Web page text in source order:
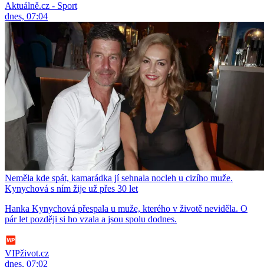
Aktuálně.cz - Sport
dnes, 07:04
Neměla kde spát, kamarádka jí sehnala nocleh u cizího muže.
Kynychová s ním žije už přes 30 let
Hanka Kynychová přespala u muže, kterého v životě neviděla. O
pár let později si ho vzala a jsou spolu dodnes.
VIPživot.cz
dnes, 07:02